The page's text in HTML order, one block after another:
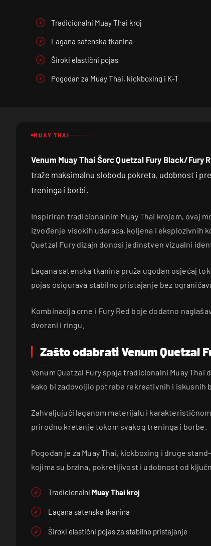
Tradicionalni Muay Thai kroj
Lagana satenska tkanina
Široki elastični pojas
Pogodan za Muay Thai, kickboxing i K-1
MUAY THAI
Venum Muay Thai Šorc Quetzal Fury Black/Fury
traže maksimalnu slobodu pokreta, udobnost i
treninga i borbi.
Inspiriran tradicionalnim Muay Thai krojem, ovaj
izvođenje visokih udaraca, koljena i eksplozivnih
Quetzal Fury dizajn donosi jedinstven vizualni
Lagana satenska tkanina pruža ugodan osjećaj
pojas osigurava stabilno pristajanje bez
Kombinacija crne i Fury Red boje dodatno
dvorani i ringu.
Zašto odabrati Venum Quetzal
Venum Quetzal Fury spaja tradicionalni Muay Thai
kako bi zadovoljio potrebe rekreativnih i iskusnih
Zahvaljujući laganom materijalu i
prirodno kretanje tokom svakog treninga i borbe.
Pogodan je za Muay Thai, kickboxing i druge
kojima su brzina, pokretljivost i udobnost od
Tradicionalni Muay Thai kroj
Lagana satenska tkanina
Široki elastični pojas za stabilno pristajanje